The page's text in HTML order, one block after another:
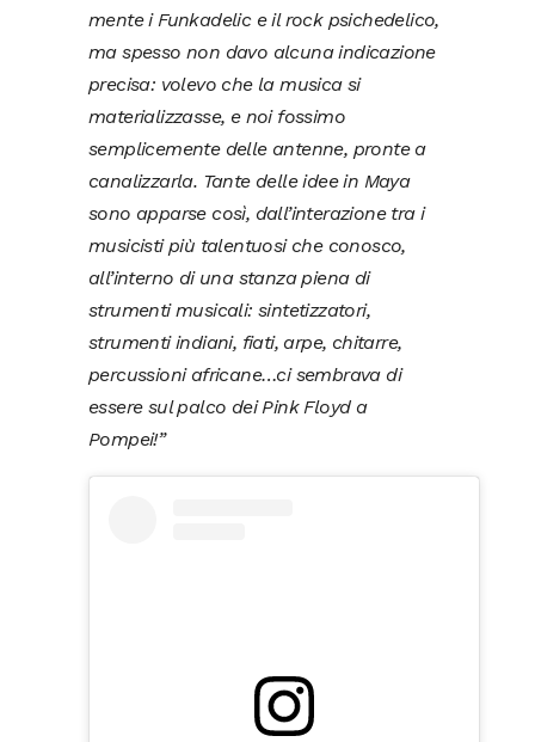
mente i Funkadelic e il rock psichedelico,
ma spesso non davo alcuna indicazione
precisa: volevo che la musica si
materializzasse, e noi fossimo
semplicemente delle antenne, pronte a
canalizzarla. Tante delle idee in Maya
sono apparse così, dall’interazione tra i
musicisti più talentuosi che conosco,
all’interno di una stanza piena di
strumenti musicali: sintetizzatori,
strumenti indiani, fiati, arpe, chitarre,
percussioni africane…ci sembrava di
essere sul palco dei Pink Floyd a
Pompei!”